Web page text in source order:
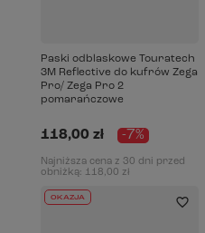
Paski odblaskowe Touratech
3M Reflective do kufrów Zega
Pro/ Zega Pro 2
pomarańczowe
118,00 zł -7%
Najniższa cena z 30 dni przed
obniżką: 118,00 zł
OKAZJA